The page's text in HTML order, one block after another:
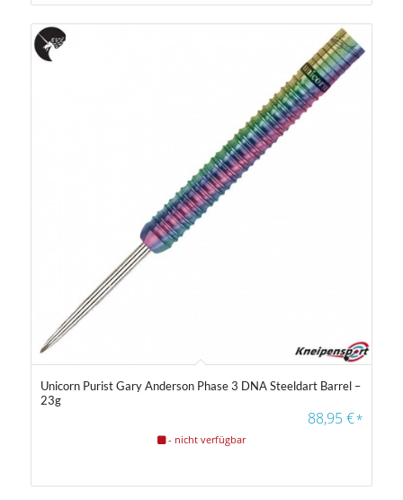
Unicorn Purist Gary Anderson Phase 3 DNA Steeldart Barrel –
23g
88,95€*
- nicht verfügbar